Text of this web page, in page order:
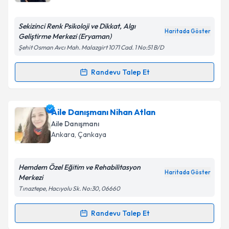
Kişisel verilerimin işlenmesine ilişkin
Metni'ni okudum ve kişisel verilerimin belirtilen
Takvim Talebini Gönder
Sekizinci Renk Psikoloji ve Dikkat, Algı
Geliştirme Merkezi (Eryaman)
Haritada Göster
Şehit Osman Avcı Mah. Malazgirt 1071 Cad. 1 No:51 B/D
Randevu Talep Et
Randevu Takvimi Talebi
Psk. Mehlika Nida Yılmaziçin randevu takvimi talebi
oluşturun. Size bu uzmandan randevu almanız için bir
takvim hazırlandığında e-posta ile bilgilendireceğiz.
Kişisel verilerimin işlenmesine ilişkinAydınlatma
'ni okudum ve kişisel verilerimin belirtilen
kapsamda işlenmesini kabul ediyorum.
Aile Danışmanı Nihan Atlan
Aile Danışmanı
Ankara, Çankaya
Hemdem Özel Eğitim ve Rehabilitasyon
Merkezi
Haritada Göster
Tınaztepe, Hacıyolu Sk. No:30, 06660
Randevu Talep Et
Randevu Takvimi Talebi